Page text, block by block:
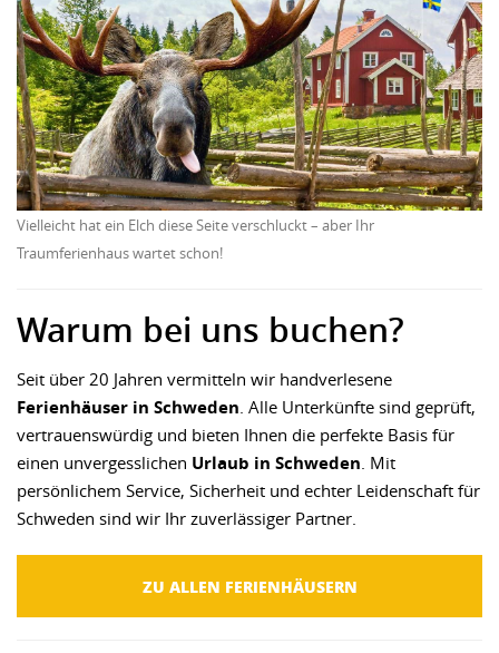
Vielleicht hat ein Elch diese Seite verschluckt – aber Ihr
Traumferienhaus wartet schon!
Warum bei uns buchen?
Seit über 20 Jahren vermitteln wir handverlesene
Ferienhäuser in Schweden. Alle Unterkünfte sind geprüft,
vertrauenswürdig und bieten Ihnen die perfekte Basis für
einen unvergesslichen Urlaub in Schweden. Mit
persönlichem Service, Sicherheit und echter Leidenschaft für
Schweden sind wir Ihr zuverlässiger Partner.
ZU ALLEN FERIENHÄUSERN